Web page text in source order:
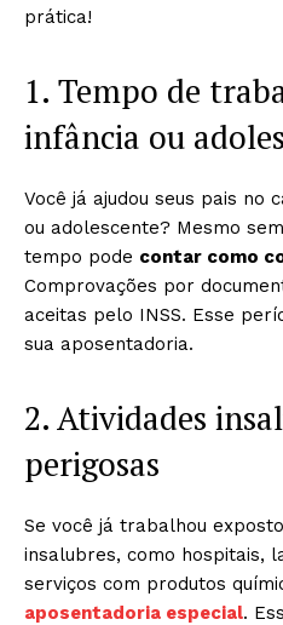
prática!
1. Tempo de
infância ou
Você já ajudou seus pais no
ou adolescente? Mesmo
tempo pode contar como
Comprovações por
aceitas pelo INSS. Esse
sua aposentadoria.
2. Atividades
perigosas
Se você já trabalhou
insalubres, como hospitais,
serviços com produtos
aposentadoria especial.